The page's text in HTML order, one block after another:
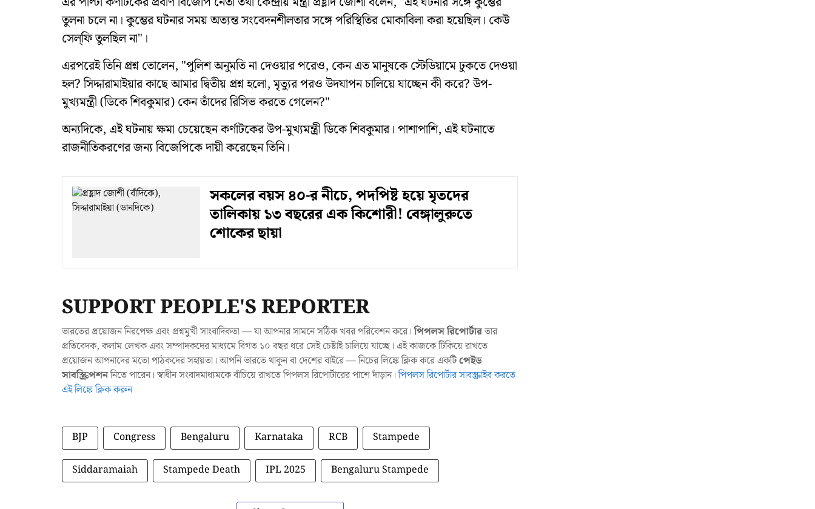
তুলনা চলে না। কুম্ভের ঘটনার সময় অত্যন্ত সংবেদনশীলতার সঙ্গে পরিস্থিতির মোকাবিলা করা হয়েছিল। কেউ
সেল্‌ফি তুলছিল না"।
এরপরেই তিনি প্রশ্ন তোলেন, "পুলিশ অনুমতি না দেওয়ার পরেও, কেন এত মানুষকে স্টেডিয়ামে ঢুকতে দেওয়া
হল? সিদ্দারামাইয়ার কাছে আমার দ্বিতীয় প্রশ্ন হলো, মৃত্যুর পরও উদযাপন চালিয়ে যাচ্ছেন কী করে? উপ-
মুখ্যমন্ত্রী (ডিকে শিবকুমার) কেন তাঁদের রিসিভ করতে গেলেন?"
অন্যদিকে, এই ঘটনায় ক্ষমা চেয়েছেন কর্ণাটকের উপ-মুখ্যমন্ত্রী ডিকে শিবকুমার। পাশাপাশি, এই ঘটনাতে
রাজনীতিকরণের জন্য বিজেপিকে দায়ী করেছেন তিনি।
সকলের বয়স ৪০-র নীচে, পদপিষ্ট হয়ে মৃতদের
তালিকায় ১৩ বছরের এক কিশোরী! বেঙ্গালুরুতে
শোকের ছায়া
SUPPORT PEOPLE'S REPORTER
ভারতের প্রয়োজন নিরপেক্ষ এবং প্রশ্নমুখী সাংবাদিকতা — যা আপনার সামনে সঠিক খবর পরিবেশন করে।পিপলস রিপোর্টারতার
প্রতিবেদক, কলাম লেখক এবং সম্পাদকদের মাধ্যমে বিগত ১০ বছর ধরে সেই চেষ্টাই চালিয়ে যাচ্ছে। এই কাজকে টিকিয়ে রাখতে
প্রয়োজন আপনাদের মতো পাঠকদের সহায়তা। আপনি ভারতে থাকুন বা দেশের বাইরে — নিচের লিঙ্কে ক্লিক করে একটিপেইড
সাবস্ক্রিপশননিতে পারেন। স্বাধীন সংবাদমাধ্যমকে বাঁচিয়ে রাখতে পিপলস রিপোর্টারের পাশে দাঁড়ান।পিপলস রিপোর্টার সাবস্ক্রাইব করতে
এই লিঙ্কে ক্লিক করুন
BJP Congress Bengaluru Karnataka RCB Stampede
Siddaramaiah Stampede Death IPL 2025 Bengaluru Stampede